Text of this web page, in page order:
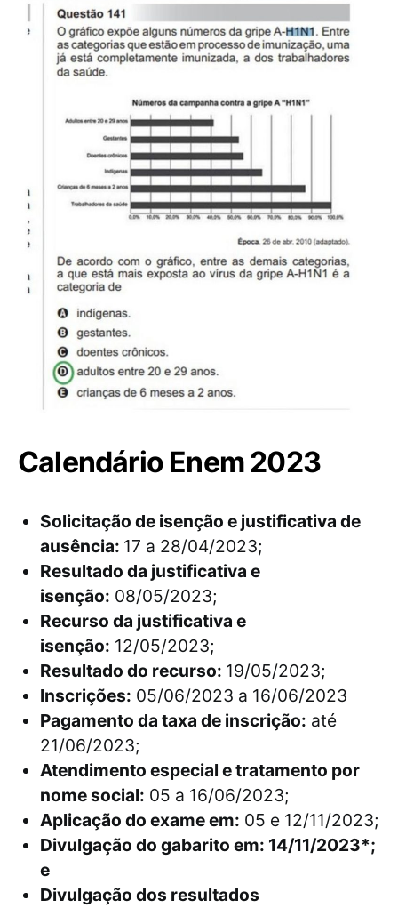
Calendário Enem 2023
Solicitação de isenção e justificativa de
ausência: 17 a 28/04/2023;
Resultado da justificativa e
isenção: 08/05/2023;
Recurso da justificativa e
isenção: 12/05/2023;
Resultado do recurso: 19/05/2023;
Inscrições: 05/06/2023 a 16/06/2023
Pagamento da taxa de inscrição: até
21/06/2023;
Atendimento especial e tratamento por
nome social: 05 a 16/06/2023;
Aplicação do exame em: 05 e 12/11/2023;
Divulgação do gabarito em: 14/11/2023*;
e
Divulgação dos resultados